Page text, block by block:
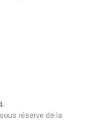
réserve de la